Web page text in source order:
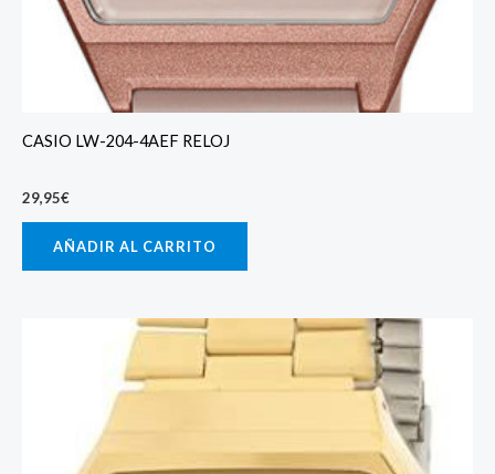
CASIO LW-204-4AEF RELOJ
29,95€
AÑADIR AL CARRITO